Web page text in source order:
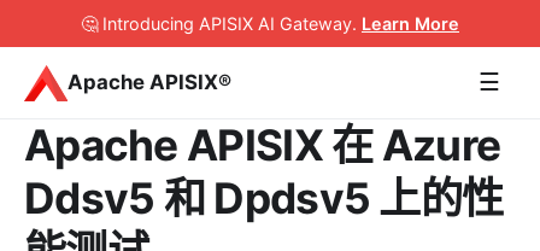
🤔 Introducing APISIX AI Gateway. Learn More
Apache APISIX® ☰
Apache APISIX 在 Azure
Ddsv5 和 Dpdsv5 上的性